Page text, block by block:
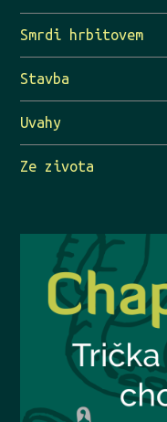
Smrdi hrbitovem
Stavba
Uvahy
Ze zivota